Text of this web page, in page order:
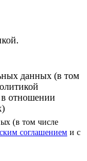
данных (в том
в отношении
(в том числе
соглашением и с